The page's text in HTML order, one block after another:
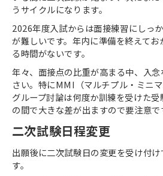
うサイクルになります。
2026年度入試からは面接練習にしっ
が難しいです。年内に準備を終えて
る時間がないです。
年々、面接点の比重が高まる中、入
さい。特にMMI
（マルチプル・ミニ
グループ討論は何度か訓練を受けた
の間で大きな差が出ますので要注意で
二次試験日程変更
出願後に二次試験日の変更を受け付
す。